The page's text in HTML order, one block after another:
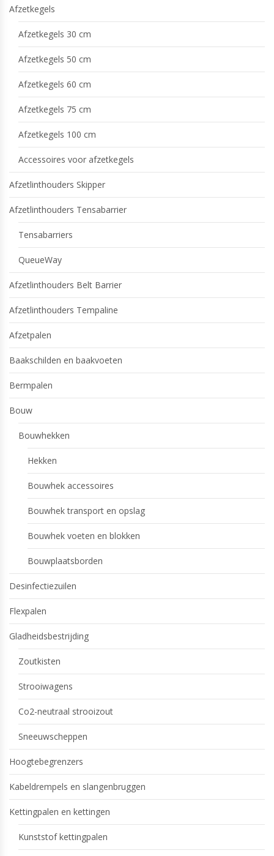
Afzetkegels
Afzetkegels 30 cm
Afzetkegels 50 cm
Afzetkegels 60 cm
Afzetkegels 75 cm
Afzetkegels 100 cm
Accessoires voor afzetkegels
Afzetlinthouders Skipper
Afzetlinthouders Tensabarrier
Tensabarriers
QueueWay
Afzetlinthouders Belt Barrier
Afzetlinthouders Tempaline
Afzetpalen
Baakschilden en baakvoeten
Bermpalen
Bouw
Bouwhekken
Hekken
Bouwhek accessoires
Bouwhek transport en opslag
Bouwhek voeten en blokken
Bouwplaatsborden
Desinfectiezuilen
Flexpalen
Gladheidsbestrijding
Zoutkisten
Strooiwagens
Co2-neutraal strooizout
Sneeuwscheppen
Hoogtebegrenzers
Kabeldrempels en slangenbruggen
Kettingpalen en kettingen
Kunststof kettingpalen